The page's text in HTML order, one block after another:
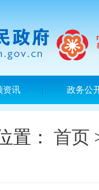
资讯 政务公
置： 首页